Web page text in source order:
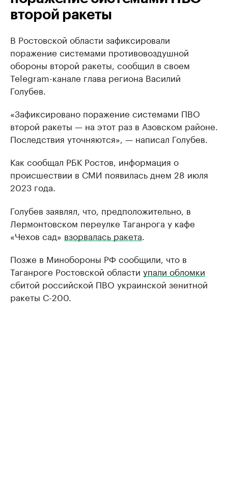
второй ракеты
В Ростовской области зафиксировали
поражение системами противовоздушной
обороны второй ракеты, сообщил в своем
Telegram-канале глава региона Василий
Голубев.
«Зафиксировано поражение системами ПВО
второй ракеты — на этот раз в Азовском районе.
Последствия уточняются», — написал Голубев.
Как сообщал РБК Ростов, информация о
происшествии в СМИ появилась днем 28 июля
2023 года.
Голубев заявлял, что, предположительно, в
Лермонтовском переулке Таганрога у кафе
«Чехов сад» взорвалась ракета
Позже в Минобороны РФ сообщили, что в
Таганроге Ростовской области упали обломки
сбитой российской ПВО украинской зенитной
ракеты С-200.